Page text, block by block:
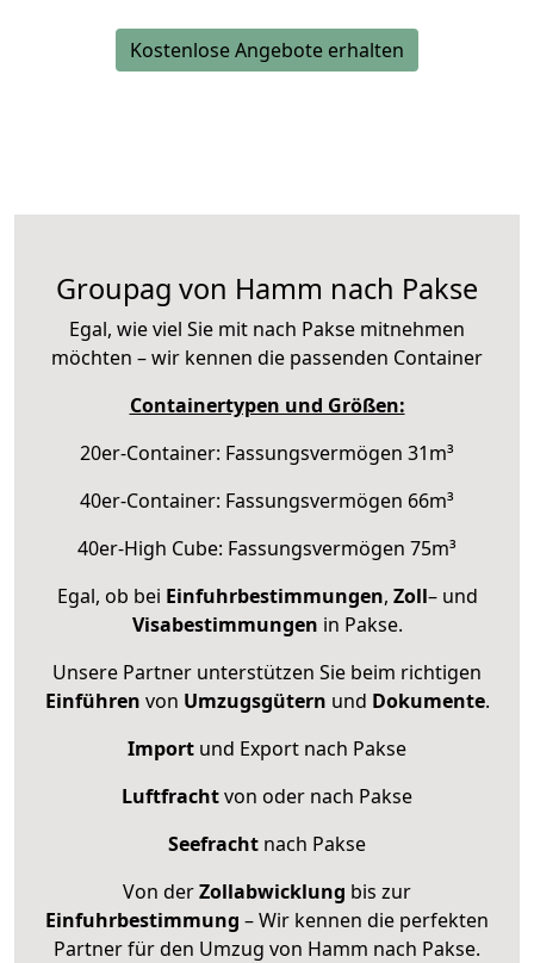
Kostenlose Angebote erhalten
Groupag von Hamm nach Pakse
Egal, wie viel Sie mit nach Pakse mitnehmen
möchten – wir kennen die passenden Container
Containertypen und Größen:
20er-Container: Fassungsvermögen 31m³
40er-Container: Fassungsvermögen 66m³
40er-High Cube: Fassungsvermögen 75m³
Egal, ob bei Einfuhrbestimmungen, Zoll– und
Visabestimmungen in Pakse.
Unsere Partner unterstützen Sie beim richtigen
Einführen von Umzugsgütern und Dokumente.
Import und Export nach Pakse
Luftfrachtvon oder nach Pakse
Seefracht nach Pakse
Von derZollabwicklung bis zur
Einfuhrbestimmung – Wir kennen die perfekten
Partner für den Umzug von Hamm nach Pakse.